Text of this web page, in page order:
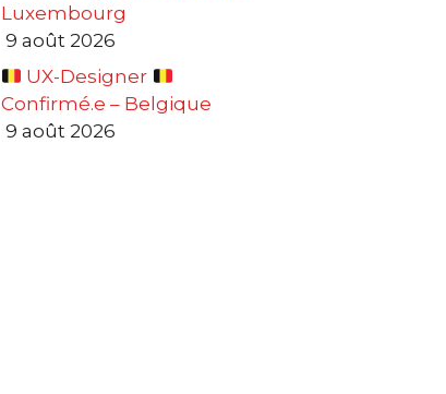
Luxembourg
9 août 2026
UX-Designer
Confirmé.e – Belgique
9 août 2026